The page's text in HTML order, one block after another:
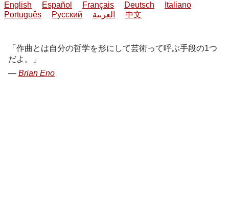
English Español Français Deutsch
Italiano
Português
Русский العربية 中文
作曲とは自分の哲学を形にして芸術って呼ぶ手段の1つ
だよ。
Brian Eno